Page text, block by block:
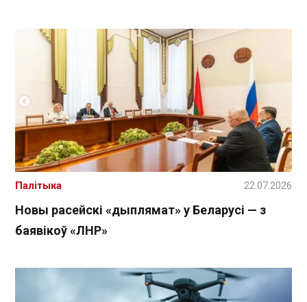
Новы расейскі «дыплямат» у Беларусі — з
баявікоў «ЛНР»
Палітыка 22.07.2026